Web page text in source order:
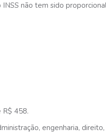
não tem sido
R$ 458.
engenharia,